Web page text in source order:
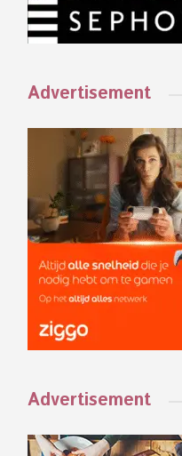
Advertisement
Advertisement